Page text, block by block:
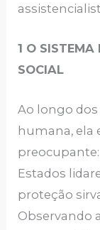
1 O SISTEMA
SOCIAL
Ao longo
humana, ela
Estados
proteção
Observando